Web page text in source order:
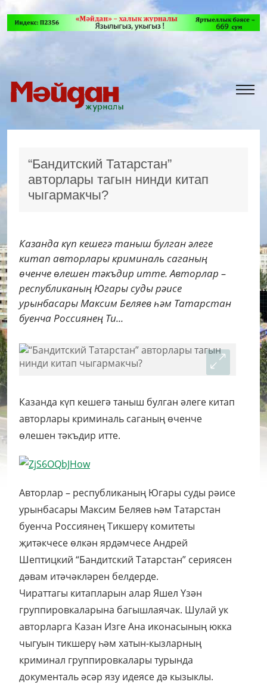
“Бандитский Татарстан”
авторлары тагын нинди китап
чыгармакчы?
Казанда күп кешегә таныш булган әлеге
китап авторлары криминаль саганың
өченче өлешен тәкъдир итте. Авторлар –
республиканың Югары суды рәисе
урынбасары Максим Беляев һәм Татарстан
буенча Россиянең Ти...
Казанда күп кешегә таныш булган әлеге китап
авторлары криминаль саганың өченче
өлешен тәкъдир итте.
Авторлар – республиканың Югары суды рәисе
урынбасары Максим Беляев һәм Татарстан
буенча Россиянең Тикшерү комитеты
җитәкчесе өлкән ярдәмчесе Андрей
Шептицкий “Бандитский Татарстан” сериясен
дәвам итәчәкләрен белдерде.
Чираттагы китапларын алар Яшел Үзән
группировкаларына багышлаячак. Шулай ук
авторларга Казан Изге Ана иконасының юкка
чыгуын тикшерү һәм хатын-кызларның
криминал группировкалары турында
документаль әсәр язу идеясе дә кызыклы.